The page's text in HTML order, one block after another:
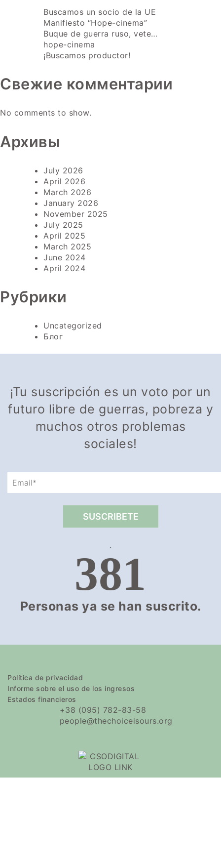
Buscamos un socio de la UE
Manifiesto “Hope-cinema”
Buque de guerra ruso, vete…
hope-cinema
¡Buscamos productor!
Свежие комментарии
No comments to show.
Архивы
July 2026
April 2026
March 2026
January 2026
November 2025
July 2025
April 2025
March 2025
June 2024
April 2024
Рубрики
Uncategorized
Блог
¡Tu suscripción es un voto por un
futuro libre de guerras, pobreza y
muchos otros problemas
sociales!
.
381
Personas ya se han suscrito.
Política de privacidad
Informe sobre el uso de los ingresos
Estados financieros
+38 (095) 782-83-58
people@thechoiceisours.org